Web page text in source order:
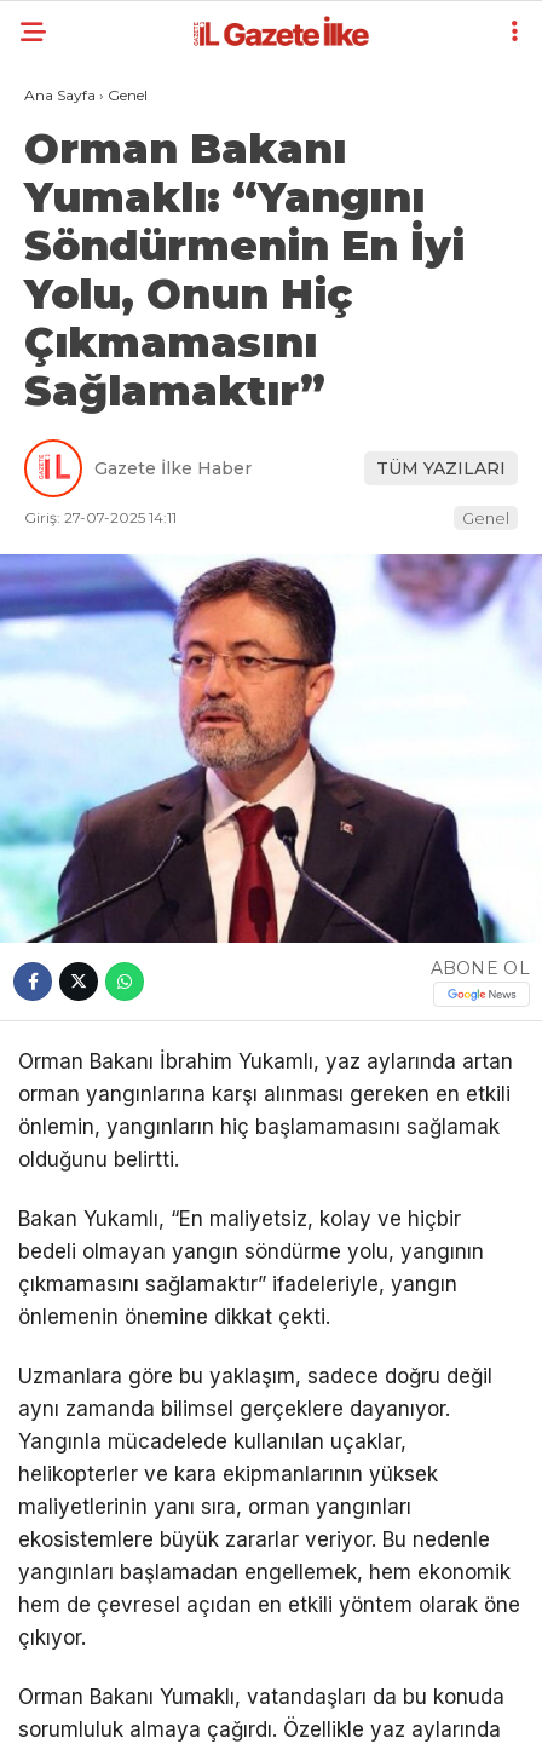
Ana Sayfa › Genel
Orman Bakanı
Yumaklı: “Yangını
Söndürmenin En İyi
Yolu, Onun Hiç
Çıkmamasını
Sağlamaktır”
Gazete İlke Haber TÜM YAZILARI
Giriş: 27-07-2025 14:11 Genel
ABONE OL
Orman Bakanı İbrahim Yukamlı, yaz aylarında artan
orman yangınlarına karşı alınması gereken en etkili
önlemin, yangınların hiç başlamamasını sağlamak
olduğunu belirtti.
Bakan Yukamlı, “En maliyetsiz, kolay ve hiçbir
bedeli olmayan yangın söndürme yolu, yangının
çıkmamasını sağlamaktır” ifadeleriyle, yangın
önlemenin önemine dikkat çekti.
Uzmanlara göre bu yaklaşım, sadece doğru değil
aynı zamanda bilimsel gerçeklere dayanıyor.
Yangınla mücadelede kullanılan uçaklar,
helikopterler ve kara ekipmanlarının yüksek
maliyetlerinin yanı sıra, orman yangınları
ekosistemlere büyük zararlar veriyor. Bu nedenle
yangınları başlamadan engellemek, hem ekonomik
hem de çevresel açıdan en etkili yöntem olarak öne
çıkıyor.
Orman Bakanı Yumaklı, vatandaşları da bu konuda
sorumluluk almaya çağırdı. Özellikle yaz aylarında